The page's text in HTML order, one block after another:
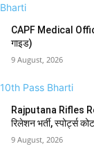
Bharti
CAPF Medical
गाइड)
9 August, 2026
10th Pass Bharti
Rajputana Rifles
रिलेशन भर्ती, स्पोर्ट्स
9 August, 2026